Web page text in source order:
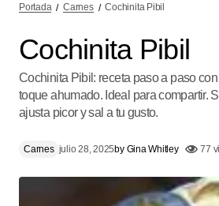
Portada Carnes Cochinita Pibil
Cochinita Pibil
Cochinita Pibil: receta paso a paso
toque ahumado. Ideal para compartir.
ajusta picor y sal a tu gusto.
Carnes julio 28, 2025by Gina Whitley 77